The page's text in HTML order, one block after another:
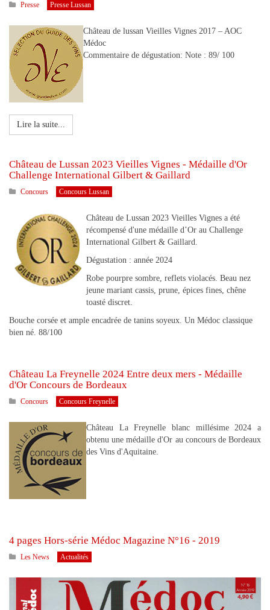
Presse Presse Lussan
Château de lussan Vieilles Vignes 2017 – AOC
Médoc
Commentaire de dégustation: Note : 89/ 100
Lire la suite...
Château de Lussan 2023 Vieilles Vignes - Médaille d'Or
Challenge International Gilbert & Gaillard
Concours Concours Lussan
Château de Lussan 2023 Vieilles Vignes a été
récompensé d'une médaille d’Or au Challenge
International Gilbert & Gaillard.
Dégustation : année 2024
Robe pourpre sombre, reflets violacés. Beau nez
jeune mariant cassis, prune, épices fines, chêne
toasté discret.
Bouche corsée et ample encadrée de tanins soyeux. Un Médoc classique
bien né. 88/100
Château La Freynelle 2024 Entre deux mers - Médaille
d'Or Concours de Bordeaux
Concours Concours Freynelle
Château La Freynelle blanc millésime 2024 a
obtenu une médaille d'Or au concours de Bordeaux
des Vins d'Aquitaine.
4 pages Hors-série Médoc Magazine N°16 - 2019
Les News Actualités